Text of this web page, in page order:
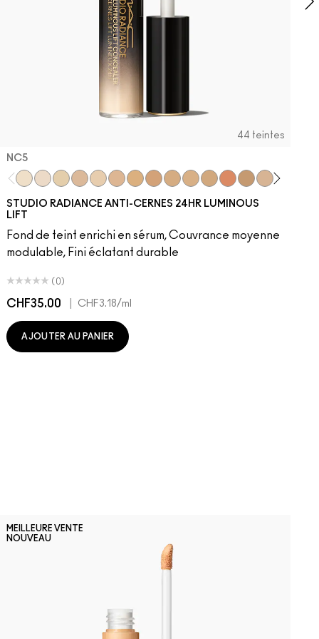
44 teintes
NC5​
STUDIO RADIANCE ANTI-CERNES 24HR LUMINOUS
LIFT
Fond de teint enrichi en sérum, Couvrance moyenne
modulable, Fini éclatant durable
(0)
CHF35.00 CHF3.18/ml
AJOUTER AU PANIER
MEILLEURE VENTE
NOUVEAU